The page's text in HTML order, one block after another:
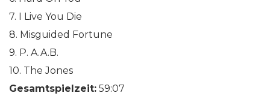
7. I Live You Die
8. Misguided Fortune
9. P. A.A.B.
10. The Jones
Gesamtspielzeit: 59:07